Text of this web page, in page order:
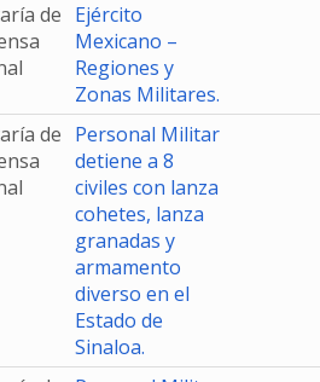
de Ejército
Mexicano –
Regiones y
Zonas Militares.
de Personal Militar
detiene a 8
civiles con lanza
cohetes, lanza
granadas y
armamento
diverso en el
Estado de
Sinaloa.